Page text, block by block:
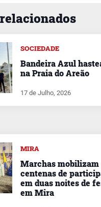
SOCIEDADE
Bandeira Azul
na Praia do Areão
17 de Julho, 2026
MIRA
Marchas mobilizam
centenas de
em duas noites de
em Mira